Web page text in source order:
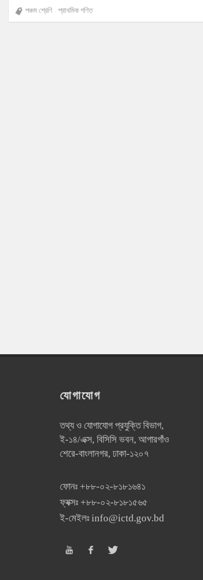
পঞ্চম শ্রেণি প্রাথমিক গণিত
যোগাযোগ
তথ্য ও যোগাযোগ প্রযুক্তি বিভাগ,
ই-১৪/এক্স, বিসিসি ভবন, আগারগাঁও
শেরে-বাংলানগর, ঢাকা-১২০৭
ফোনঃ +৮৮-০২-৮১৮১৬৪১
ফ্যক্সঃ +৮৮-০২-৮১৮১৫৬৫
ই-মেইলঃ info@ictd.gov.bd